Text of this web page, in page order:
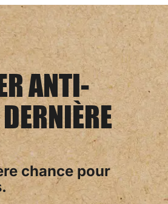
ANTI-
chance pour